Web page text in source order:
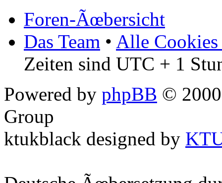
Foren-Ãœbersicht
Das Team • Alle Cookies
Zeiten sind UTC + 1
Powered by phpBB ©
Group
ktukblack designed by